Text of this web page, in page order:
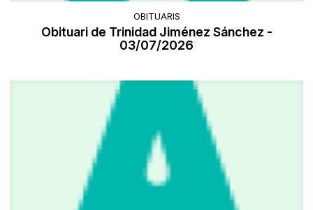
OBITUARIS
Obituari de Trinidad Jiménez Sánchez -
03/07/2026